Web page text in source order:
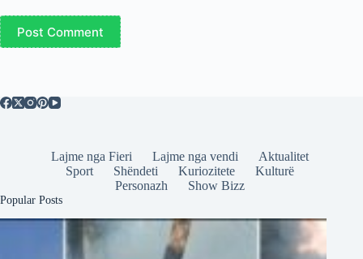
Post Comment
Lajme nga Fieri Lajme nga vendi
Aktualitet
Sport
Shëndeti Kuriozitete
Kulturë
Personazh
Show Bizz
Popular Posts